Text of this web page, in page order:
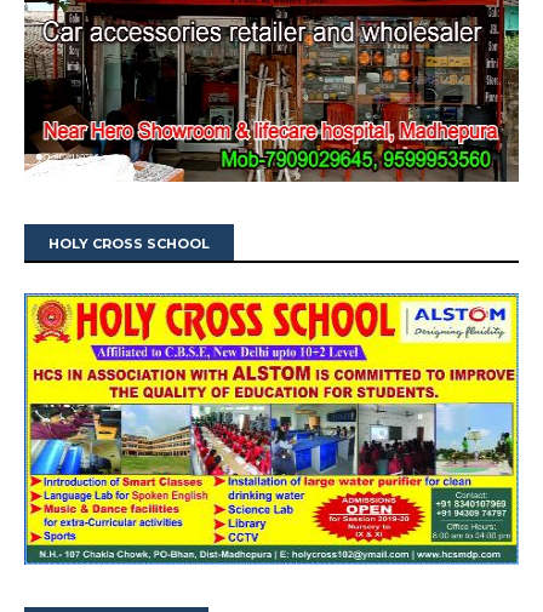
HOLY CROSS SCHOOL